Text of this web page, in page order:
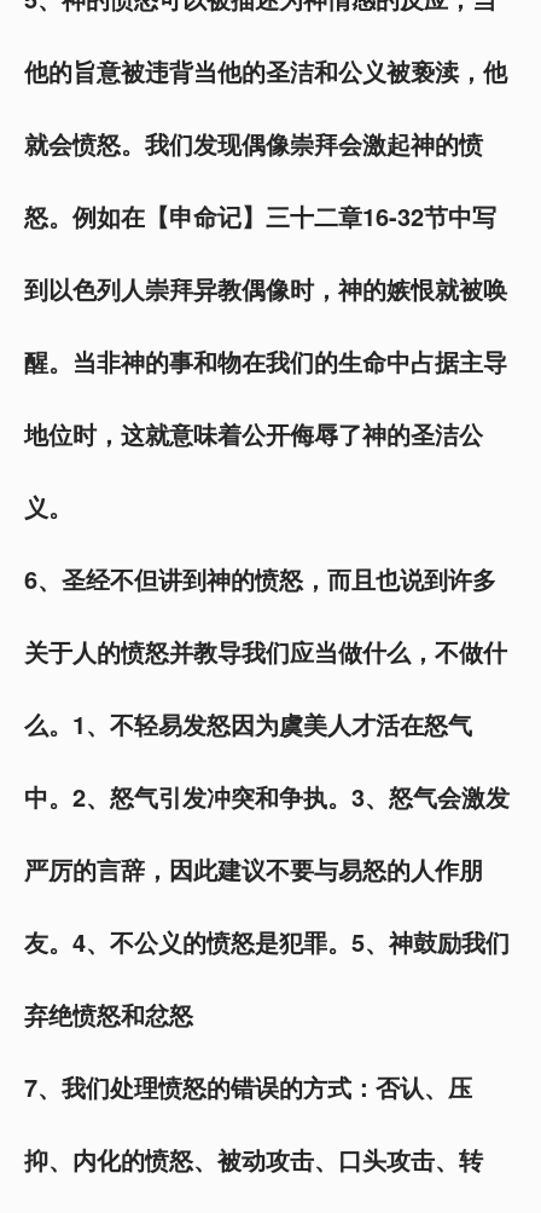
他的旨意被违背当他的圣洁和公义被亵渎，他
就会愤怒。我们发现偶像崇拜会激起神的愤
怒。例如在【申命记】三十二章16-32节中写
到以色列人崇拜异教偶像时，神的嫉恨就被唤
醒。当非神的事和物在我们的生命中占据主导
地位时，这就意味着公开侮辱了神的圣洁公
义。
6、圣经不但讲到神的愤怒，而且也说到许多
关于人的愤怒并教导我们应当做什么，不做什
么。1、不轻易发怒因为虞美人才活在怒气
中。2、怒气引发冲突和争执。3、怒气会激发
严厉的言辞，因此建议不要与易怒的人作朋
友。4、不公义的愤怒是犯罪。5、神鼓励我们
弃绝愤怒和忿怒
7、我们处理愤怒的错误的方式：否认、压
抑、内化的愤怒、被动攻击、口头攻击、转